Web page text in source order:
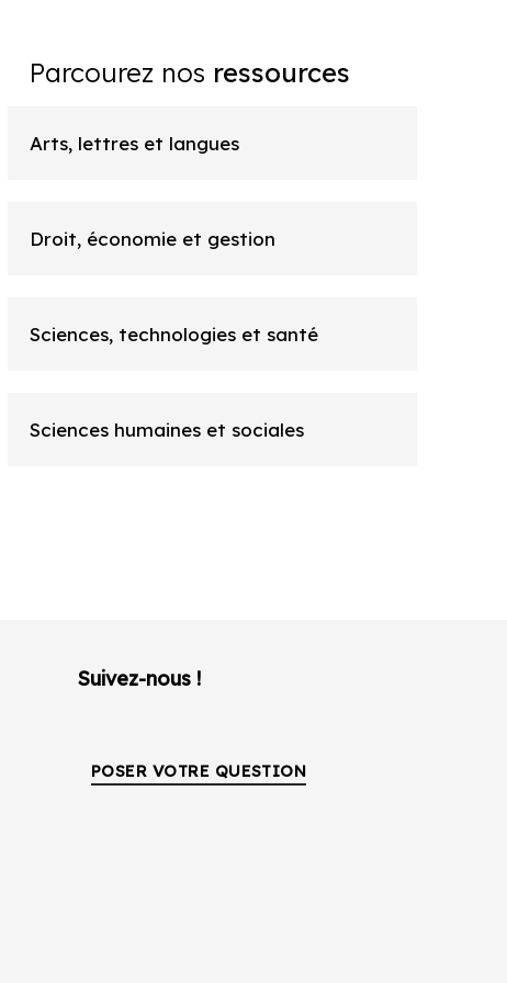
Parcourez nos ressources
Arts, lettres et langues
Droit, économie et gestion
Sciences, technologies et santé
Sciences humaines et sociales
Suivez-nous !
POSER VOTRE QUESTION